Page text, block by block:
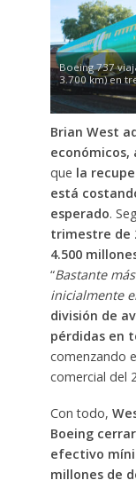
Boeing 737
3.700 km) en
Brian West
económicos,
que la
está
esperado.
trimestre de
4.500
“Bastante
inicialmente
división de
pérdidas en
comenzando
comercial del
Con todo,
Boeing
efectivo
millones de